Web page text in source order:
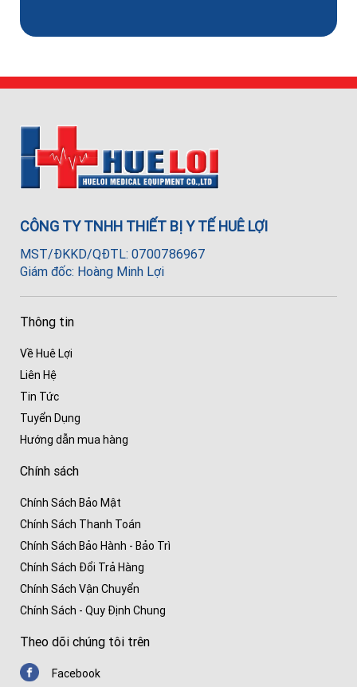
CÔNG TY TNHH THIẾT BỊ Y TẾ HUÊ LỢI
MST/ĐKKD/QĐTL: 0700786967
Giám đốc: Hoàng Minh Lợi
Thông tin
Về Huê Lợi
Liên Hệ
Tin Tức
Tuyển Dụng
Hướng dẫn mua hàng
Chính sách
Chính Sách Bảo Mật
Chính Sách Thanh Toán
Chính Sách Bảo Hành - Bảo Trì
Chính Sách Đổi Trả Hàng
Chính Sách Vận Chuyển
Chính Sách - Quy Định Chung
Theo dõi chúng tôi trên
Facebook